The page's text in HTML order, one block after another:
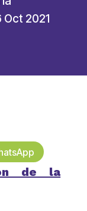
2021
de la